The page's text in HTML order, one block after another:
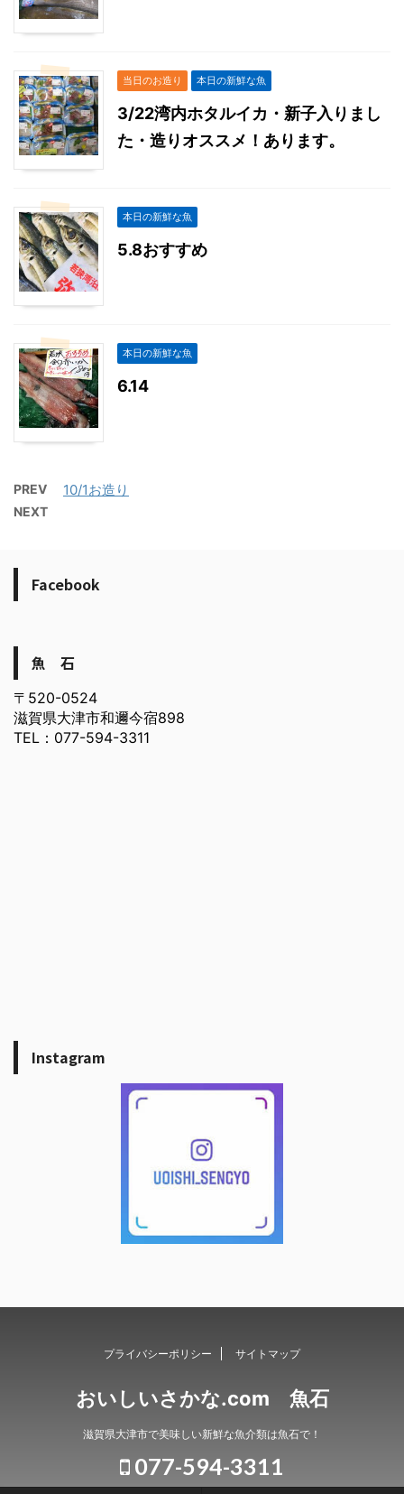
当日のお造り 本日の新鮮な魚
3/22湾内ホタルイカ・新子入りまし
た・造りオススメ！あります。
本日の新鮮な魚
5.8おすすめ
本日の新鮮な魚
6.14
PREV 10/1お造り
NEXT
Facebook
魚 石
〒520-0524
滋賀県大津市和邇今宿898
TEL：077-594-3311
Instagram
プライバシーポリシー サイトマップ
おいしいさかな.com 魚石
滋賀県大津市で美味しい新鮮な魚介類は魚石で！
077-594-3311